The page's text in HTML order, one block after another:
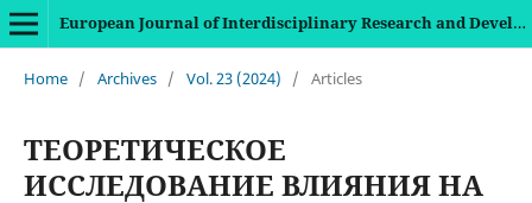
European Journal of Interdisciplinary Research and Development
Home / Archives / Vol. 23 (2024) / Articles
ТЕОРЕТИЧЕСКОЕ
ИССЛЕДОВАНИЕ ВЛИЯНИЯ НА